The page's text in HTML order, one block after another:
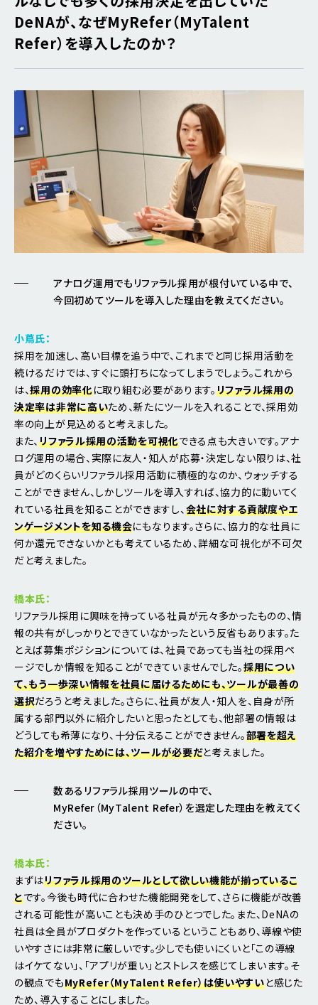
DeNAが、なぜMyRefer（MyTalent
Refer）を導入したのか？
アナログ運用でもリファラル採用が根付いている中で、
今回初めてツールを導入した理由を教えてください。
小蔦氏：
採用を加速し、高い目標を追う中で、これまでと同じ採用活動を
続けるだけでは、すぐに頭打ちになってしまうでしょう。これから
は、採用の効率化に取り組む必要があります。リファラル採用の
決定率は非常に高いため、新たにツールを入れることで、採用効
率の向上が見込めると考えました。
また、リファラル採用の活動を可視化できる点も大きいです。アナ
ログ運用の場合、実際に友人・知人が応募・決定しない限りは、社
員がどのくらいリファラル採用活動に積極的なのか、ウォッチする
ことができません、しかしツールを導入すれば、協力的に動いてく
れている社員を知ることができますし、会社に対する貢献度やエ
ンゲージメントを知る機会にもなります。さらに、協力的な社員に
何か還元できないかとも考えているため、詳細な可視化が不可欠
だと考えました。
橋本氏：
リファラル採用に興味を持っている社員が元々多かったものの、情
報の共有がしっかりとできていなかったという反省もあります。た
とえば募集ポジションについては、社員であっても当社の採用ペ
ージでしか情報を知ることができていませんでした。採用につい
て、もう一歩深い情報を社員に届けるためにも、ツールが最善の
選択だろうと考えました。さらに、社員が友人・知人を、自身が所
属する部門以外に紹介したいと思ったとしても、他部署の情報は
どうしても希薄になり、十分伝えることができません。部署を超え
た紹介を増やすためには、ツールが必要だと考えました。
数あるリファラル採用ツールの中で、
MyRefer（MyTalent Refer）を選定した理由を教えてく
ださい。
橋本氏：
まずはリファラル採用のツールとして欲しい機能が揃っているこ
とです。今後も時代に合わせた機能開発をして、さらに機能が改善
される可能性が高いことも決め手のひとつでした。また、DeNAの
社員は全員がプロダクトを作っているということもあり、導線や使
いやすさには非常に厳しいです。少しでも使いにくいと「この導線
はイケてない」、「アプリが重い」とストレスを感じてしまいます。そ
の観点でもMyRefer（MyTalent Refer）は使いやすいと感じた
ため、導入することにしました。